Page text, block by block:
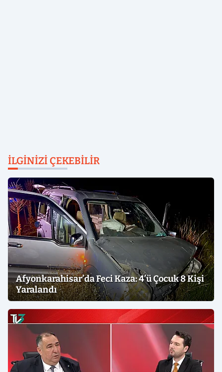
İLGINIZI ÇEKEBILIR
Afyonkarahisar’da Feci Kaza: 4’ü Çocuk 8 Kişi
Yaralandı